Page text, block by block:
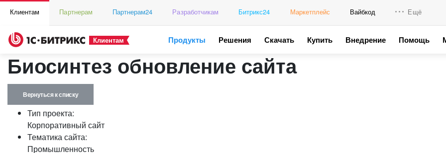
Клиентам Партнерам Партнерам24 Разработчикам Битрикс24 Маркетплейс Вайбкод Ещё
Клиентам Продукты Решения Скачать Купить Внедрение Помощь
Биосинтез обновление сайта
Вернуться к списку
Тип проекта:
Корпоративный сайт
Тематика сайта:
Промышленность